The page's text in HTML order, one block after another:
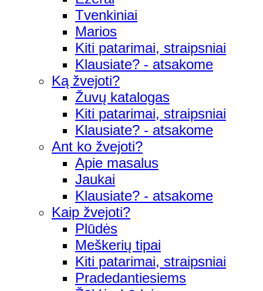
Tvenkiniai
Marios
Kiti patarimai, straipsniai
Klausiate? - atsakome
Ką žvejoti?
Žuvų katalogas
Kiti patarimai, straipsniai
Klausiate? - atsakome
Ant ko žvejoti?
Apie masalus
Jaukai
Klausiate? - atsakome
Kaip žvejoti?
Plūdės
Meškerių tipai
Kiti patarimai, straipsniai
Pradedantiesiems